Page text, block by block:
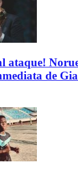
ataque!
de